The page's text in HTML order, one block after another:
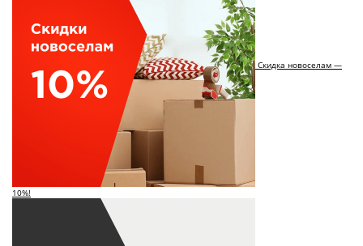
Скидка новоселам —
10%!